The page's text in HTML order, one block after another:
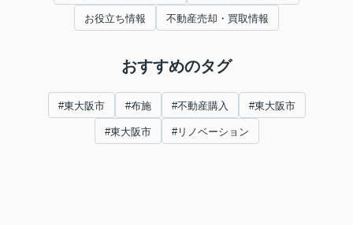
お役立ち情報 不動産売却・買取情報
おすすめのタグ
#東大阪市 #布施 #不動産購入 #東大阪市
#東大阪市 #リノベーション